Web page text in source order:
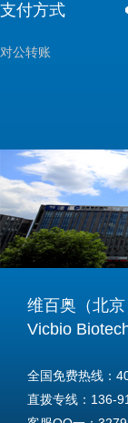
支付方式
对公转账
维百奥（北
Vicbio
全国免费热线：
直拨专线：136-